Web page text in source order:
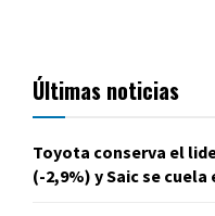
Últimas noticias
Toyota conserva el
(-2,9%) y Saic se cuela